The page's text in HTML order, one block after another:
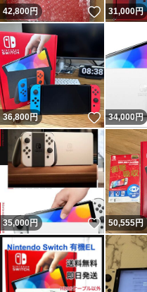
42,800円 いいね！
31,000円
36,800円 いいね！
34,000円
35,000円 いいね！
50,555円